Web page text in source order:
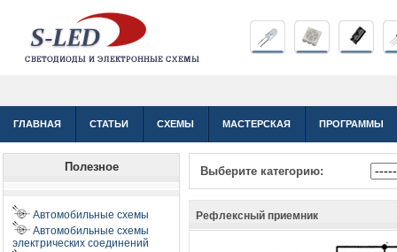
ГЛАВНАЯ СТАТЬИ СХЕМЫ МАСТЕРСКАЯ ПРОГРАММЫ
Полезное
Автомобильные схемы
Автомобильные схемы
электрических соединений
Выберите категорию:
Рефлексный приемник